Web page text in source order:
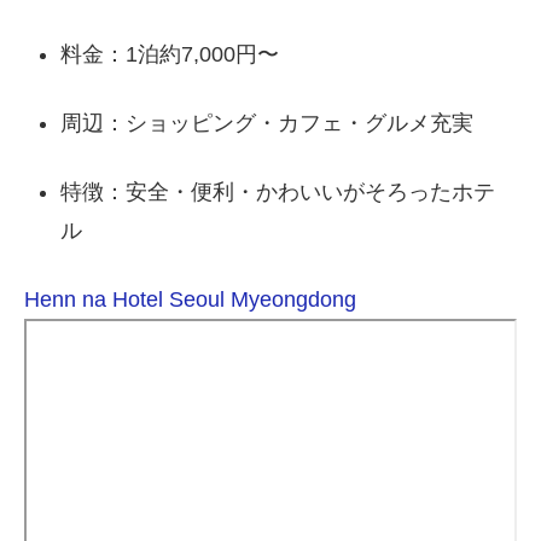
料金：1泊約7,000円〜
周辺：ショッピング・カフェ・グルメ充実
特徴：安全・便利・かわいいがそろったホテ
ル
Henn na Hotel Seoul Myeongdong